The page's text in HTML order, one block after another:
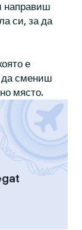
направиш
си, за да
е
да смениш
място.